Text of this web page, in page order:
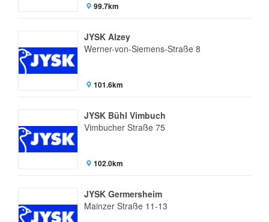
99.7km
JYSK Alzey
Werner-von-Siemens-Straße 8
101.6km
JYSK Bühl Vimbuch
Vimbucher Straße 75
102.0km
JYSK Germersheim
Mainzer Straße 11-13